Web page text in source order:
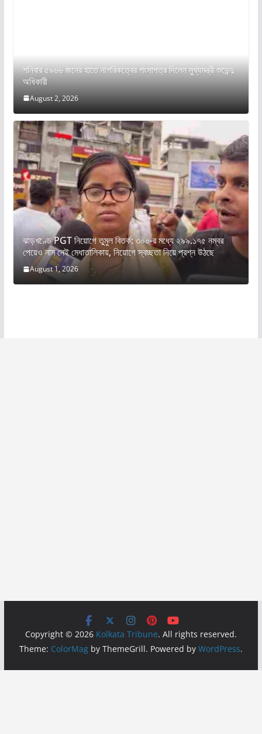
শনিবার ৫৯৬৬ জনের হাতে নাগরিকত্বের শংসাপত্র দিলেন মুখ্যমন্ত্রী শুভেন্দু
অধিকারী
August 2, 2026
ঝাড়খণ্ডে PGT নিয়োগে তুমুল বিতর্ক: ৩০০-র মধ্যে ২৯৯.১৭৫ নম্বর
পেয়েও নাম নেই মেধাতালিকায়, নিয়োগে স্বচ্ছতা নিয়ে প্রশ্ন উঠছে
August 1, 2026
Copyright © 2026 Kolkata Tribune. All rights reserved.
Theme: ColorMagby ThemeGrill. Powered by WordPress.